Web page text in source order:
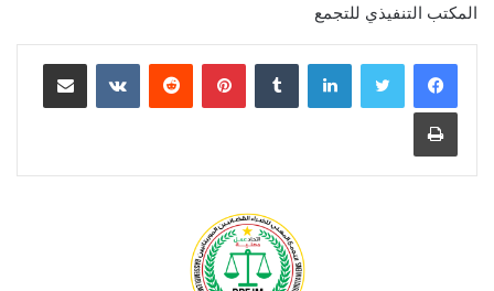
المكتب التنفيذي للتجمع
لينكدإن بينتيريست مشاركة عبر البريد
طباعة